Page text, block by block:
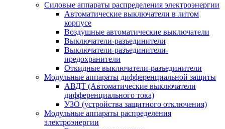
Силовые аппараты распределения электроэнергии
Автоматические выключатели в литом
корпусе
Воздушные автоматические выключатели
Выключатели-разъединители
Выключатели-разъединители-
предохранители
Откидные выключатели-разъединители
Модульные аппараты дифференциальной защиты
АВДТ (Автоматические выключатели
дифференциального тока)
УЗО (устройства защитного отключения)
Модульные аппараты распределения
электроэнергии